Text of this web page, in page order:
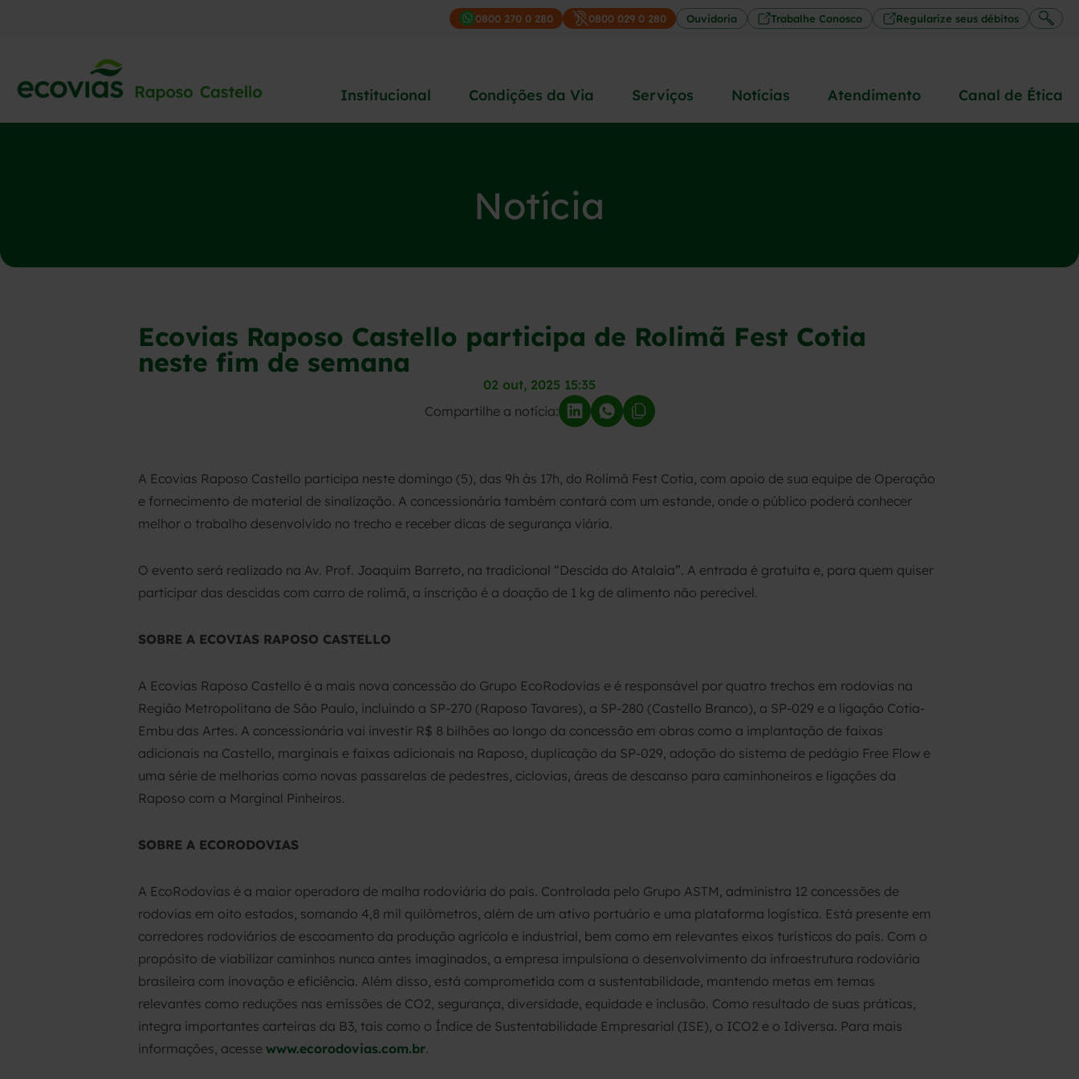
0800 270 0 280 0800 029 0 280 Ouvidoria Trabalhe Conosco Regularize seus débitos
Institucional Condições da Via Serviços Notícias Atendimento Canal de Ética
Notícia
Ecovias Raposo Castello participa de Rolimã Fest Cotia
neste fim de semana
02 out, 2025 15:35
Compartilhe a notícia:
A Ecovias Raposo Castello participa neste domingo (5), das 9h às 17h, do Rolimã Fest Cotia, com apoio de sua equipe de Operação
e fornecimento de material de sinalização. A concessionária também contará com um estande, onde o público poderá conhecer
melhor o trabalho desenvolvido no trecho e receber dicas de segurança viária.
O evento será realizado na Av. Prof. Joaquim Barreto, na tradicional “Descida do Atalaia”. A entrada é gratuita e, para quem quiser
participar das descidas com carro de rolimã, a inscrição é a doação de 1 kg de alimento não perecível.
SOBRE A ECOVIAS RAPOSO CASTELLO
A Ecovias Raposo Castello é a mais nova concessão do Grupo EcoRodovias e é responsável por quatro trechos em rodovias na
Região Metropolitana de São Paulo, incluindo a SP-270 (Raposo Tavares), a SP-280 (Castello Branco), a SP-029 e a ligação Cotia-
Embu das Artes. A concessionária vai investir R$ 8 bilhões ao longo da concessão em obras como a implantação de faixas
adicionais na Castello, marginais e faixas adicionais na Raposo, duplicação da SP-029, adoção do sistema de pedágio Free Flow e
uma série de melhorias como novas passarelas de pedestres, ciclovias, áreas de descanso para caminhoneiros e ligações da
Raposo com a Marginal Pinheiros.
SOBRE A ECORODOVIAS
A EcoRodovias é a maior operadora de malha rodoviária do país. Controlada pelo Grupo ASTM, administra 12 concessões de
rodovias em oito estados, somando 4,8 mil quilômetros, além de um ativo portuário e uma plataforma logística. Está presente em
corredores rodoviários de escoamento da produção agrícola e industrial, bem como em relevantes eixos turísticos do país. Com o
propósito de viabilizar caminhos nunca antes imaginados, a empresa impulsiona o desenvolvimento da infraestrutura rodoviária
brasileira com inovação e eficiência. Além disso, está comprometida com a sustentabilidade, mantendo metas em temas
relevantes como reduções nas emissões de CO2, segurança, diversidade, equidade e inclusão. Como resultado de suas práticas,
integra importantes carteiras da B3, tais como o Índice de Sustentabilidade Empresarial (ISE), o ICO2 e o Idiversa. Para mais
informações, acesse www.ecorodovias.com.br.